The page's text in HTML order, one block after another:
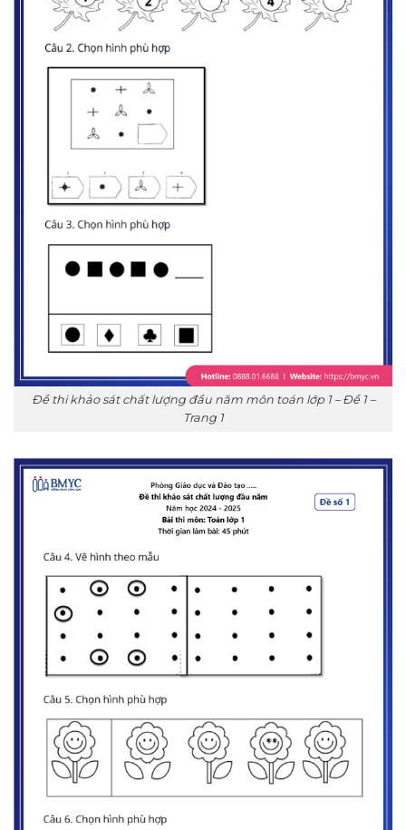
Đề thi khảo sát chất lượng đầu năm môn toán lớp 1 – Đề 1 –
Trang 1